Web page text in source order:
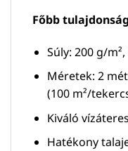
Főbb
Súly: 200 g/
Méretek: 2
(100 m²/
Kiváló
Hatékony